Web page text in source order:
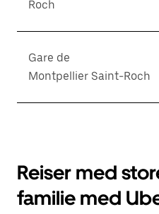
Roch
Gare de
Montpellier Saint-Roch
Reiser med
familie med